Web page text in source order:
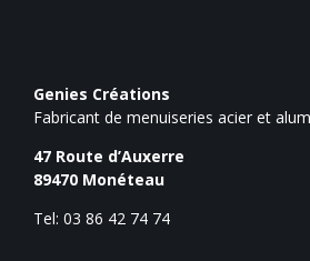
Genies Créations
Fabricant de menuiseries acier et
47 Route d’Auxerre
89470 Monéteau
Tel: 03 86 42 74 74